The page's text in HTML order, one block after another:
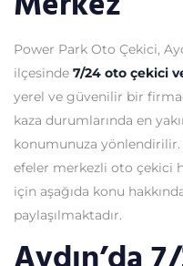
Power Park Oto Çekici,
ilçesinde 7/24 oto çekici
yerel ve güvenilir bir
kaza durumlarında en
konumunuza yönlendirilir.
efeler merkezli oto çekici
için aşağıda konu
paylaşılmaktadır.